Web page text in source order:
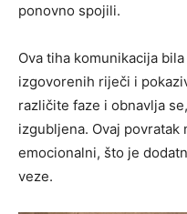
ponovno spojili.
Ova tiha komunikacija
izgovorenih riječi i
različite faze i obnavlja
izgubljena. Ovaj
emocionalni, što je
veze.